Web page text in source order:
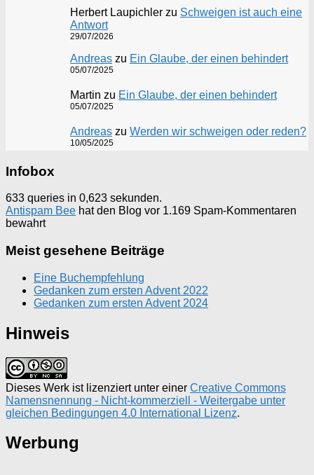
Herbert Laupichler zu Schweigen ist auch eine
Antwort
29/07/2026
Andreas zu Ein Glaube, der einen behindert
05/07/2025
Martin zu Ein Glaube, der einen behindert
05/07/2025
Andreas zu Werden wir schweigen oder reden?
10/05/2025
Infobox
633 queries in 0,623 sekunden.
Antispam Bee hat den Blog vor 1.169 Spam-Kommentaren
bewahrt
Meist gesehene Beiträge
Eine Buchempfehlung
Gedanken zum ersten Advent 2022
Gedanken zum ersten Advent 2024
Hinweis
Dieses Werk ist lizenziert unter einer Creative Commons
Namensnennung - Nicht-kommerziell - Weitergabe unter
gleichen Bedingungen 4.0 International Lizenz.
Werbung